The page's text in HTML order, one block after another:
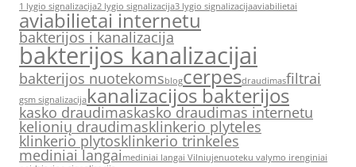
1 lygio signalizacija2 lygio signalizacija3 lygio signalizacijaaviabilietai
aviabilietai internetu
bakterijos i kanalizacija
bakterijos kanalizacijai
bakterijos nuotekomsblogcerpesdraudimasfiltrai
gsm signalizacijakanalizacijos bakterijos
kasko draudimaskasko draudimas internetu
kelionių draudimasklinkerio plyteles
klinkerio plytosklinkerio trinkeles
mediniai langai mediniai langai Vilniujenuoteku valymo irenginiai